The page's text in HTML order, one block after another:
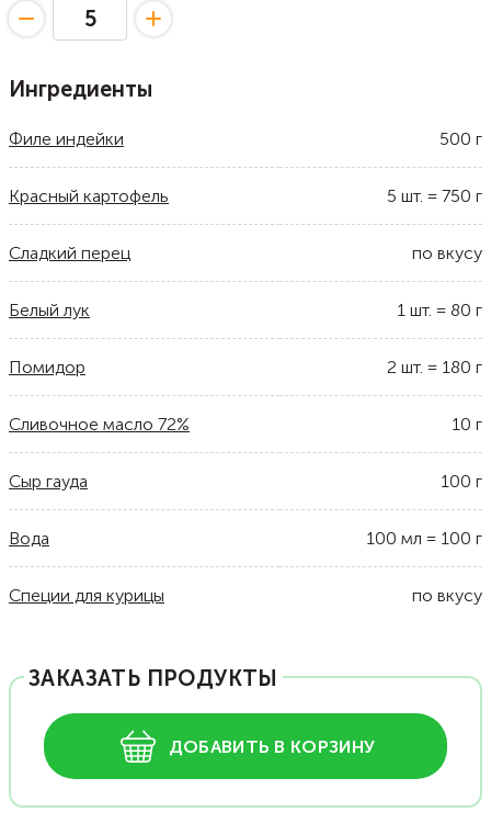
Ингредиенты
Филе индейки 500 г
Красный картофель 5 шт. = 750 г
Сладкий перец по вкусу
Белый лук 1 шт. = 80 г
Помидор 2 шт. = 180 г
Сливочное масло 72% 10 г
Сыр гауда 100 г
Вода 100 мл = 100 г
Специи для курицы по вкусу
ЗАКАЗАТЬ ПРОДУКТЫ
ДОБАВИТЬ В КОРЗИНУ